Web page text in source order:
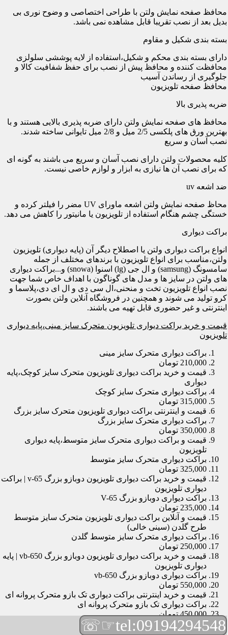
محافظ صفحه نمایش ولتن با طراحی اختصاصی و وضوح نوری بی
بدیل بعد از نصب تقریبا قابل مشاهده نمی باشد.
بسته بندی شکیل و مقاوم
دارای بسته بندی محکم و شکیل،استفاده از لایه پوششی سلولزی
محافظت کننده و محافظ پیش از نصب برای حفظ شفافیت کالا و
جلوگیری از رساندن آسیب
محافظ صفحه تلویزیون
ضربه پذیری بالا
محافظ های صفحه نمایش ولتن دارای ضربه پذیری بالایی هستند و با
بهترین ورق های پلکسی 2/5 میل و 2/8 میل تایوانی ساخته شدند.
نصب آسان و سریع
کلیه محصولات ولتن دارای نصب آسان و سریع می باشند به گونه ای
که برای نصب آن ها نیازی به ابزار و لوازم خاصی نیست.
ضد اشعه uv
محاظ صفحه نمایش ولتن اشعه ماورای UV مضر را فیلتر کرده و
خستگی چشم هنگام استفاده از تلویزیون یا مانیتور را کاهش می دهد.
براکت دیواری
انواع براکت دیواری ولتن یا اصطلاح دیگر آن (پایه دیواری) تلویزیون
ولتن،مناسب برای انواع تلویزیون با برندهای مختلف از جمله
سامسونگ (samsung) و ال جی (lg) اسنوا (snowa) و...براکت دیواری
های ولتن در سایز ها و مدل های گوناگون با اهداف خاص شما جهت
نصب انواع تلویزیون تخت و منحنی،ال سی دی و ال ای دی،پلاسما و
کرو تولید می شوند و همچنین در فروشگاه آنلاین ولتن بصورت
اینترنتی و غیر حضوری قابل تهیه می باشند.
قیمت و خرید براکت دیواری تلویزیون متحرک سایز مینی،پایه دیواری
تلویزیون
براکت دیواری متحرک سایز مینی
210,000 تومان
قیمت و خرید براکت دیواری تلویزیون متحرک سایز کوچک،پایه
دیواری
براکت دیواری متحرک سایز کوچک
315,000 تومان
قیمت و اینترنتی براکت دیواری تلویزیون متحرک سایز بزرگ
براکت دیواری متحرک سایز بزرگ
350,000 تومان
قیمت و براکت دیواری متحرک سایز متوسط،پایه دیواری
تلویزیون
براکت دیواری متحرک سایز متوسط
325,000 تومان
قیمت و خرید براکت دیواری تلویزیون دوبازو بزرگ v-65 | براکت
دیواری تلویزیون
براکت دیواری دوبازو بزرگ V-65
235,000 تومان
قیمت و آنلاین براکت دیواری تلویزیون متحرک سایز متوسط
طرح گلدن (سینی خالی)
براکت دیواری متحرک سایز متوسط گلدن
250,000 تومان
قیمت و خرید براکت دیواری تلویزیون دوبازو بزرگ vb-650 | پایه
دیواری تلویزیون
براکت دیواری دوبازو بزرگ vb-650
550,000 تومان
قیمت و خرید اینترنتی براکت دیواری تک بازو متحرک پروانه ای
براکت دیواری تک بازو متحرک پروانه ای
450,000 تومان
قیمت و براکت دیواری تلویزیون مچی | براکت دیواری تلویزیون
tel:09194294548
☞☏